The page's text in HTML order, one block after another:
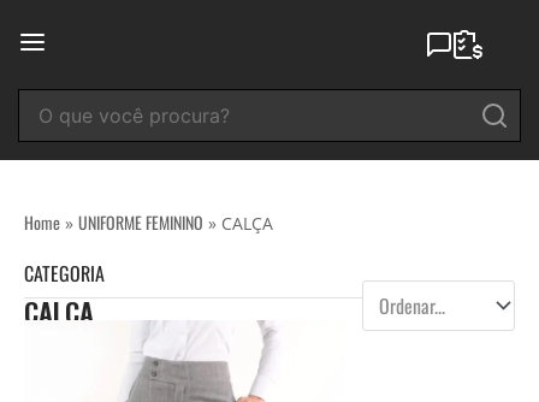
para
conteúdo
Home » UNIFORME FEMININO » CALÇA
CATEGORIA
CALÇA